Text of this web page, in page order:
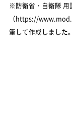
※防衛省・自衛隊 用
（https://
筆して作成しました。